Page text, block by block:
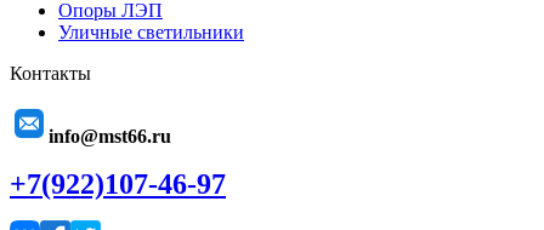
Опоры ЛЭП
Уличные светильники
Контакты
info@mst66.ru
+7(922)107-46-97